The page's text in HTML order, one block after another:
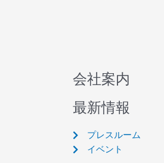
会社案内
最新情報
プレスルーム
イベント